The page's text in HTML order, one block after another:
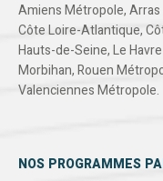
Amiens Métropole,
Côte Loire-Atlantique,
Hauts-de-Seine,Le
Morbihan,Rouen
Valenciennes Métropole.
NOS PROGRAMMES